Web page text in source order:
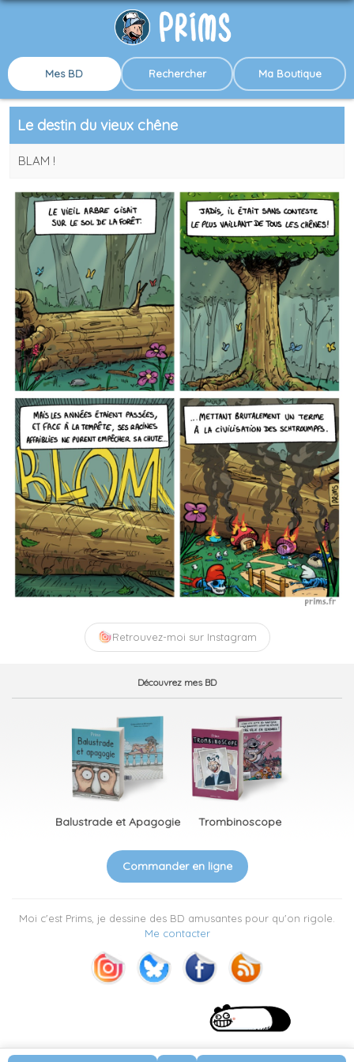
Mes BD Rechercher Ma Boutique
Le destin du vieux chêne
BLAM !
Retrouvez-moi sur Instagram
Découvrez mes BD
Balustrade et Apagogie Trombinoscope
Commander en ligne
Moi c'est Prims, je dessine des BD amusantes pour qu'on rigole.
Me contacter